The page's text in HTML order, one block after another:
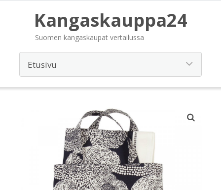
Kangaskauppa24
Suomen kangaskaupat vertailussa